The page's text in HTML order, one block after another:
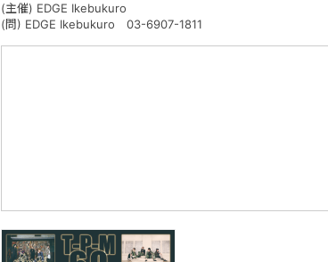
(主催) EDGE Ikebukuro
(問) EDGE Ikebukuro 03-6907-1811